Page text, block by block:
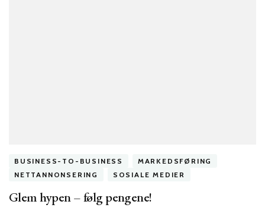
BUSINESS-TO-BUSINESS
MARKEDSFØRING
NETTANNONSERING
SOSIALE MEDIER
Glem hypen – følg pengene!